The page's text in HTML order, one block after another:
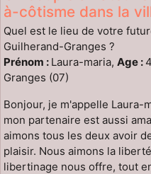
à-côtisme dans la
Quel est le lieu de votre
Guilherand-Granges ?
Prénom : Laura-maria, Age :
Granges (07)
Bonjour, je m'appelle Laura-
mon partenaire est aussi
aimons tous les deux avoir
plaisir. Nous aimons la
libertinage nous offre, tout